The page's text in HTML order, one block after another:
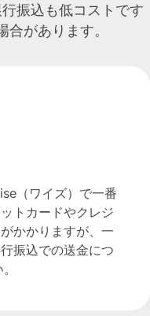
振込も低コストです
があります。
（ワイズ）で一番
トカードやクレジ
かかりますが、一
振込での送金につ